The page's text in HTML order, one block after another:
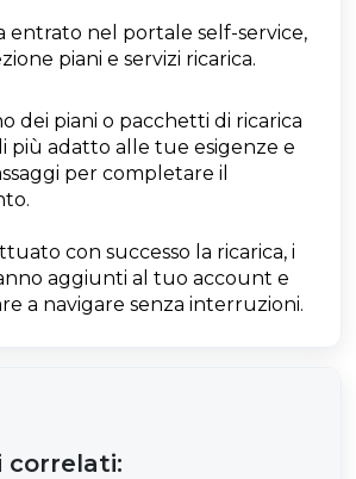
entrato nel portale self-service,
piani e servizi ricarica.
dei piani o pacchetti di ricarica
più adatto alle tue esigenze e
per completare il
con successo la ricarica, i
aggiunti al tuo account e
a navigare senza interruzioni.
correlati: